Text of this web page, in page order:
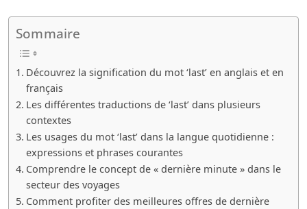
Sommaire
Découvrez la signification du mot ‘last’ en anglais et en
français
Les différentes traductions de ‘last’ dans plusieurs
contextes
Les usages du mot ‘last’ dans la langue quotidienne :
expressions et phrases courantes
Comprendre le concept de « dernière minute » dans le
secteur des voyages
Comment profiter des meilleures offres de dernière